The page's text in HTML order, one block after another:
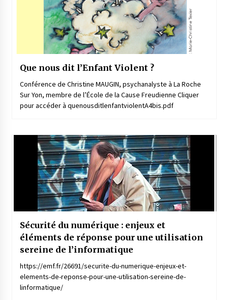
Que nous dit l’Enfant Violent ?
Conférence de Christine MAUGIN, psychanalyste à La Roche
Sur Yon, membre de l’École de la Cause Freudienne Cliquer
pour accéder à quenousditlenfantviolentA4bis.pdf
Sécurité du numérique : enjeux et
éléments de réponse pour une utilisation
sereine de l’informatique
https://emf.fr/26691/securite-du-numerique-enjeux-et-
elements-de-reponse-pour-une-utilisation-sereine-de-
linformatique/